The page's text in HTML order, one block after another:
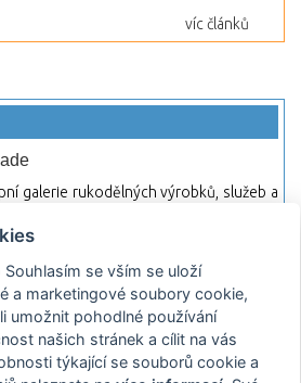
víc článků
galerie rukodělných výrobků, služeb a
nebo jen nakupovat.
hosting.cz - webhosting, VPS
webhostingových, multihosting a VPS
programů s možností jejich
vyhledávání a porovnávání.
Souhlasím se vším se uloží
a marketingové soubory cookie,
umožnit pohodlné používání
našich stránek a cílit na vás
týkající se souborů cookie a